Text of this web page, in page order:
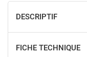
DESCRIPTIF
FICHE TECHNIQUE